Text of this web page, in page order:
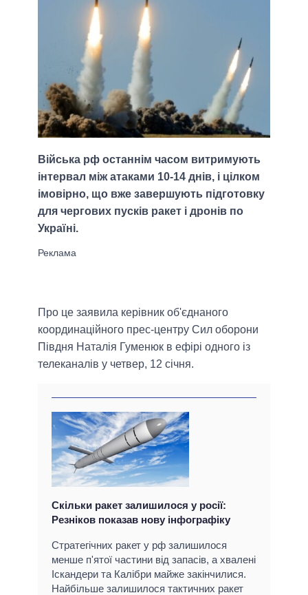
Війська рф останнім часом витримують
інтервал між атаками 10-14 днів, і цілком
імовірно, що вже завершують підготовку
для чергових пусків ракет і дронів по
Україні.
Про це заявила керівник об'єднаного
координаційного прес-центру Сил оборони
Півдня Наталія Гуменюк в ефірі одного із
телеканалів у четвер, 12 січня.
Скільки ракет залишилося у росії:
Резніков показав нову інфографіку
Стратегічних ракет у рф залишилося
менше п'ятої частини від запасів, а хвалені
Іскандери та Калібри майже закінчилися.
Найбільше залишилося тактичних ракет